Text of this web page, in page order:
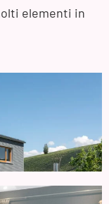
elementi in